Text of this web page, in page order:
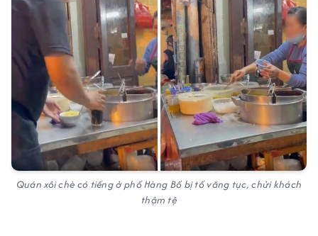
Quán xôi chè có tiếng ở phố Hàng Bồ bị tố văng tục, chửi khách
thậm tệ